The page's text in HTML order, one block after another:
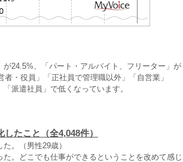
24.5%、「パート・アルバイト、フリーター」が
・役員」「正社員で管理職以外」「自営業」
派遣社員」で低くなっています。
たこと（全4,048件）
。（男性29歳）
。どこでも仕事ができるということを改めて感じ